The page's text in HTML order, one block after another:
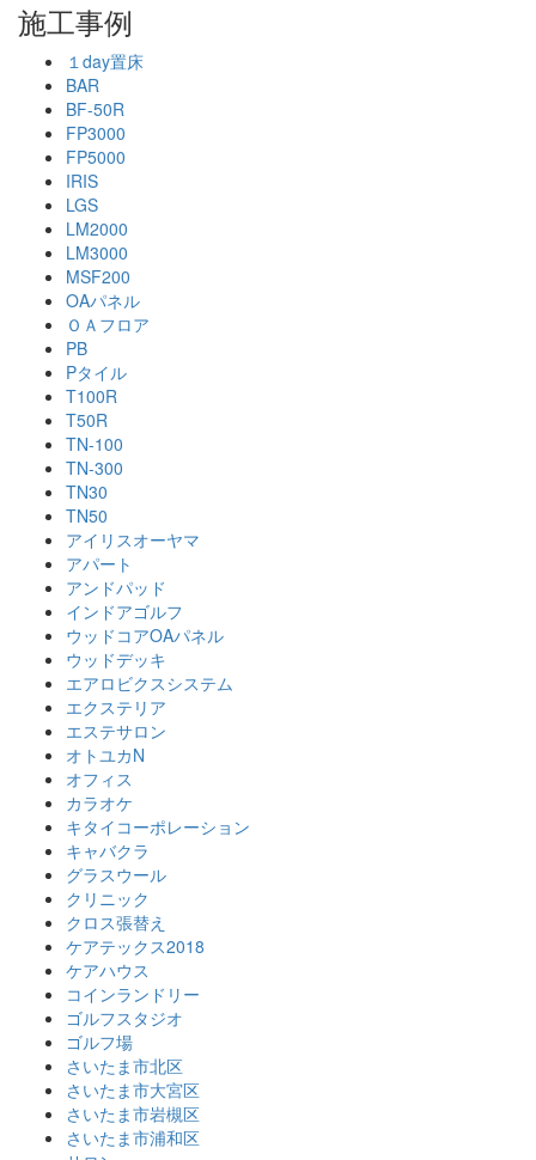
施工事例
１day置床
BAR
BF-50R
FP3000
FP5000
IRIS
LGS
LM2000
LM3000
MSF200
OAパネル
ＯＡフロア
PB
Pタイル
T100R
T50R
TN-100
TN-300
TN30
TN50
アイリスオーヤマ
アパート
アンドパッド
インドアゴルフ
ウッドコアOAパネル
ウッドデッキ
エアロビクスシステム
エクステリア
エステサロン
オトユカN
オフィス
カラオケ
キタイコーポレーション
キャバクラ
グラスウール
クリニック
クロス張替え
ケアテックス2018
ケアハウス
コインランドリー
ゴルフスタジオ
ゴルフ場
さいたま市北区
さいたま市大宮区
さいたま市岩槻区
さいたま市浦和区